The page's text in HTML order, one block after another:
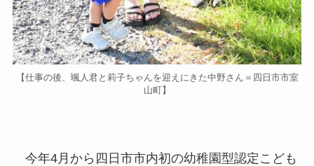
【仕事の後、颯人君と莉子ちゃんを迎えにきた中野さん＝四日市市室
山町】
今年4月から四日市市内初の幼稚園型認定こども